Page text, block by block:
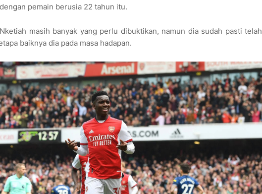
pemain berusia 22 tahun itu.
masih banyak yang perlu dibuktikan, namun dia sudah pasti telah
baiknya dia pada masa hadapan.